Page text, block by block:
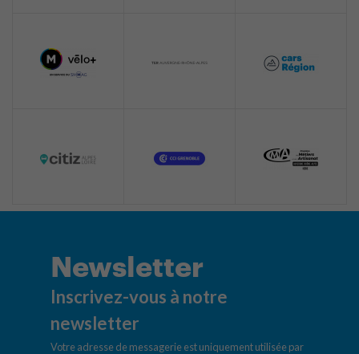
Newsletter
Inscrivez-vous à notre
newsletter
Votre adresse de messagerie est uniquement utilisée par